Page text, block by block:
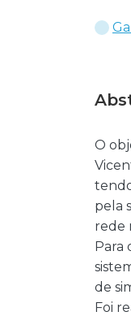
O
pela
rede
Para
de
Foi